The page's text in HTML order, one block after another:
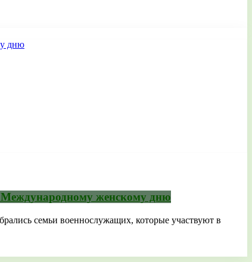
Международному женскому дню
семьи военнослужащих, которые участвуют в